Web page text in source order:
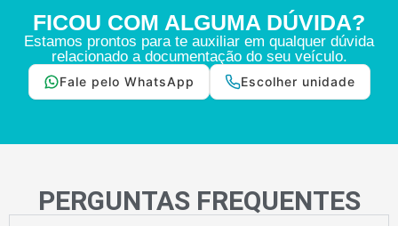
FICOU COM ALGUMA DÚVIDA?
Estamos prontos para te auxiliar em qualquer dúvida
relacionado a documentação do seu veículo.
Fale pelo WhatsApp Escolher unidade
PERGUNTAS FREQUENTES